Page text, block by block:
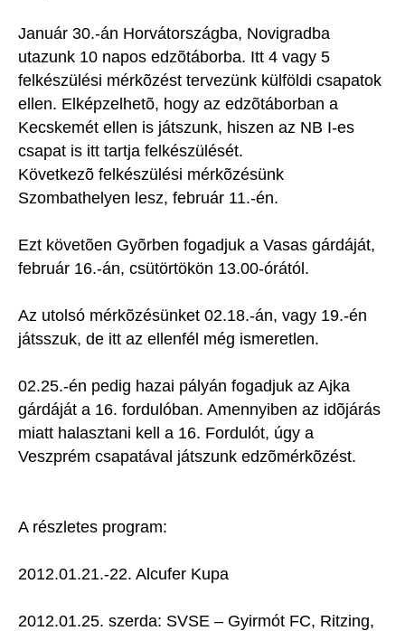
Január 30.-án Horvátországba, Novigradba
utazunk 10 napos edzõtáborba. Itt 4 vagy 5
felkészülési mérkõzést tervezünk külföldi csapatok
ellen. Elképzelhetõ, hogy az edzõtáborban a
Kecskemét ellen is játszunk, hiszen az NB I-es
csapat is itt tartja felkészülését.
Következõ felkészülési mérkõzésünk
Szombathelyen lesz, február 11.-én.
Ezt követõen Gyõrben fogadjuk a Vasas gárdáját,
február 16.-án, csütörtökön 13.00-órától.
Az utolsó mérkõzésünket 02.18.-án, vagy 19.-én
játsszuk, de itt az ellenfél még ismeretlen.
02.25.-én pedig hazai pályán fogadjuk az Ajka
gárdáját a 16. fordulóban. Amennyiben az idõjárás
miatt halasztani kell a 16. Fordulót, úgy a
Veszprém csapatával játszunk edzõmérkõzést.
A részletes program:
2012.01.21.-22. Alcufer Kupa
2012.01.25. szerda: SVSE – Gyirmót FC, Ritzing,